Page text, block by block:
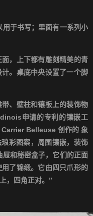
用于书写；里面有一系列小
，上下都有雕刻精美的青
。桌底中央设置了一个脚
、壁柱和镶板上的装饰物
申请的专利的镶嵌工
Carrier Belleuse 创作的 象
彩图案，周围镶嵌，装饰
和秘密盒子，它们的正面
了锦缎。它由四只爪形的
，四角正对。 ”